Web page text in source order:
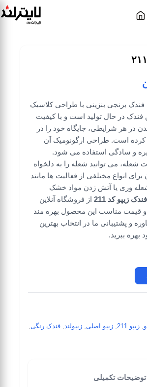
فندک برنجی بنزینی با طراحی کلاسیک
در حال تولید است و با کیفیت
در هر شرایطی، جایگاه خود را در
کرده است. طراحی ارگونومیک آن
و سادگی استفاده می شود.
شعله، می توانید شعله را به دلخواه
برای انواع مختلفی از فعالیت ها مانند
وری یا آتش زدن مواد خشک
فندک زیپو کد 211
از فروشگاه آنلاین
و قیمت مناسب این محصول بهره مند
و پشتیبانی ما در انتخاب بهترین
بهره ببرید.
زیپو 211 زیپو اصلی زیپولند فندک رنگی
توضیحات تکمیلی